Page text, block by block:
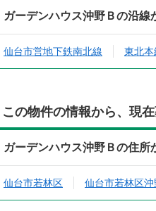
ガーデンハウス沖野Ｂの沿
仙台市営地下鉄南北線 東北本
この物件の情報から、現
ガーデンハウス沖野Ｂの住
仙台市若林区 仙台市若林区沖